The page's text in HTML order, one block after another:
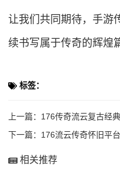
让我们共同期待，手游
续书写属于传奇的辉煌
标签：
上一篇： 176传奇流云复古经
下一篇： 176流云传奇怀旧平台
相关推荐